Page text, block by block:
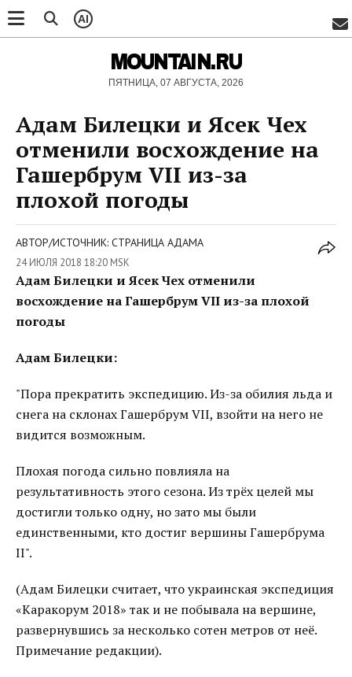
AI
MOUNTAIN.RU
ПЯТНИЦА, 07 АВГУСТА, 2026
Адам Билецки и Ясек Чех
отменили восхождение на
Гашербрум VII из-за
плохой погоды
АВТОР/ИСТОЧНИК: СТРАНИЦА АДАМА
24 ИЮЛЯ 2018 18:20 MSK
Адам Билецки и Ясек Чех отменили
восхождение на Гашербрум VII из-за плохой
погоды
Адам Билецки:
"Пора прекратить экспедицию. Из-за обилия льда и
снега на склонах Гашербрум VII, взойти на него не
видится возможным.
Плохая погода сильно повлияла на
результативность этого сезона. Из трёх целей мы
достигли только одну, но зато мы были
единственными, кто достиг вершины Гашербрума
II".
(Адам Билецки считает, что украинская экспедиция
«Каракорум 2018» так и не побывала на вершине,
развернувшись за несколько сотен метров от неё.
Примечание редакции).